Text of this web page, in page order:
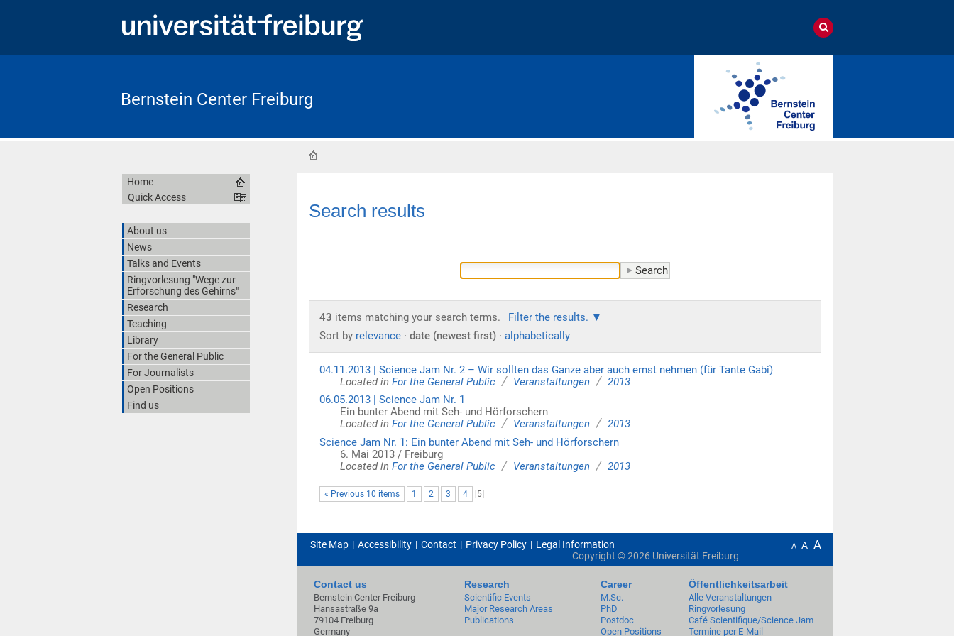
Bernstein Center Freiburg
Search results
43 items matching your search terms.
Filter the results.
Sort by relevance · date (newest first) · alphabetically
04.11.2013 | Science Jam Nr. 2 – Wir sollten das Ganze aber auch ernst nehmen (für Tante Gabi)
Located inFor the General Public / Veranstaltungen / 2013
06.05.2013 | Science Jam Nr. 1
Ein bunter Abend mit Seh- und Hörforschern
Located inFor the General Public / Veranstaltungen / 2013
Science Jam Nr. 1: Ein bunter Abend mit Seh- und Hörforschern
6. Mai 2013 / Freiburg
Located inFor the General Public / Veranstaltungen / 2013
« Previous 10 items 1 2 3 4 [5]
Home
Quick Access
About us
News
Talks and Events
Ringvorlesung "Wege zur
Erforschung des Gehirns"
Research
Teaching
Library
For the General Public
For Journalists
Open Positions
Find us
Site Map Accessibility Contact Privacy Policy Legal Information A A A
Copyright ©2026Universität Freiburg
Contact us
Bernstein Center Freiburg
Hansastraße 9a
79104 Freiburg
Germany
Research
Scientific Events
Major Research Areas
Publications
Career
M.Sc.
PhD
Postdoc
Open Positions
Öffentlichkeitsarbeit
Alle Veranstaltungen
Ringvorlesung
Café Scientifique/Science Jam
Termine per E-Mail